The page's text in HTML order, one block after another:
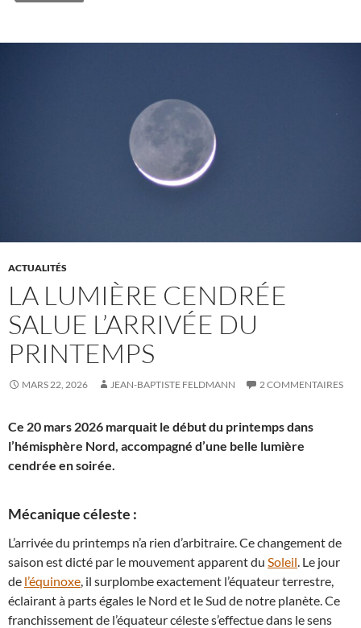
ACTUALITÉS
LA LUMIÈRE CENDRÉE
SALUE L’ARRIVÉE DU
PRINTEMPS
MARS 22, 2026 JEAN-BAPTISTE FELDMANN 2 COMMENTAIRES
Ce 20 mars 2026 marquait le début du printemps dans
l’hémisphère Nord, accompagné d’une belle lumière
cendrée en soirée.
Mécanique céleste :
L’arrivée du printemps n’a rien d’arbitraire. Ce changement de
saison est dicté par le mouvement apparent du Soleil . Le jour
de l’équinoxe , il surplombe exactement l’équateur terrestre,
éclairant à parts égales le Nord et le Sud de notre planète. Ce
franchissement de l’équateur céleste s’effectue dans le sens